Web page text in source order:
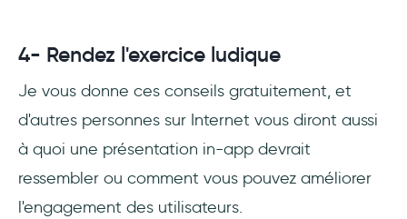
4- Rendez l'exercice ludique
Je vous donne ces conseils gratuitement, et
d'autres personnes sur Internet vous diront aussi
à quoi une présentation in-app devrait
ressembler ou comment vous pouvez améliorer
l'engagement des utilisateurs.